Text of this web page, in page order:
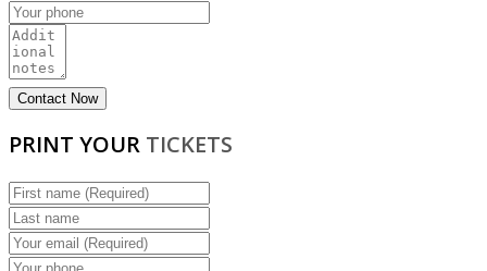
PRINT YOUR TICKETS